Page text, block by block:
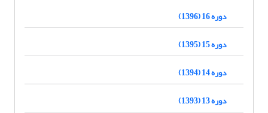
دوره 16 (1396)
دوره 15 (1395)
دوره 14 (1394)
دوره 13 (1393)